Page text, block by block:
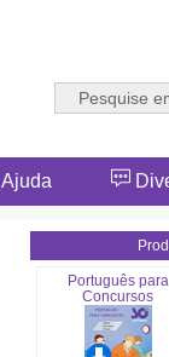
Ajuda
Português para
Concursos